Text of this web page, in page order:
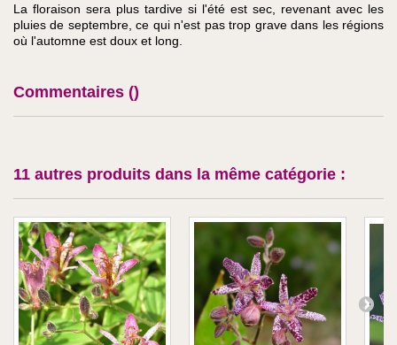
La floraison sera plus tardive si l'été est sec, revenant avec les
pluies de septembre, ce qui n'est pas trop grave dans les régions
où l'automne est doux et long.
Commentaires ()
11 autres produits dans la même catégorie :